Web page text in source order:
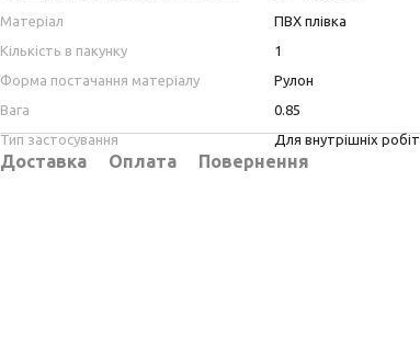
Матеріал
ПВХ плівка
Кількість в пакунку
1
Форма постачання матеріалу
Рулон
Вага
0.85
Тип застосування
Для внутрішніх робіт
Доставка Оплата Повернення